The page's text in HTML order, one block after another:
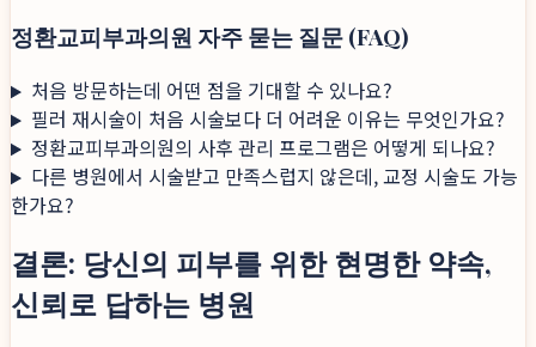
정환교피부과의원 자주 묻는 질문 (FAQ)
처음 방문하는데 어떤 점을 기대할 수 있나요?
필러 재시술이 처음 시술보다 더 어려운 이유는 무엇인가요?
정환교피부과의원의 사후 관리 프로그램은 어떻게 되나요?
다른 병원에서 시술받고 만족스럽지 않은데, 교정 시술도 가능
한가요?
결론: 당신의 피부를 위한 현명한 약속,
신뢰로 답하는 병원